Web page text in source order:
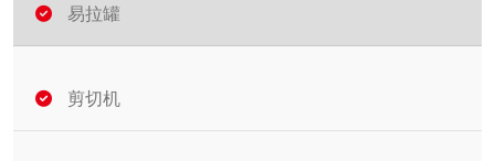
易拉罐
剪切机